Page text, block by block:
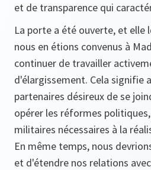
et de transparence qui
La porte a été ouverte, et elle
nous en étions convenus à
continuer de travailler
d'élargissement. Cela signifie
partenaires désireux de se
opérer les réformes
militaires nécessaires à la
En même temps, nous
et d'étendre nos relations